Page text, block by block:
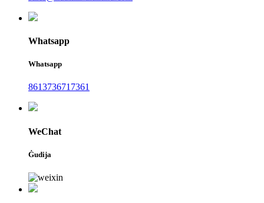
Whatsapp
Whatsapp
8613736717361
WeChat
Ġudija